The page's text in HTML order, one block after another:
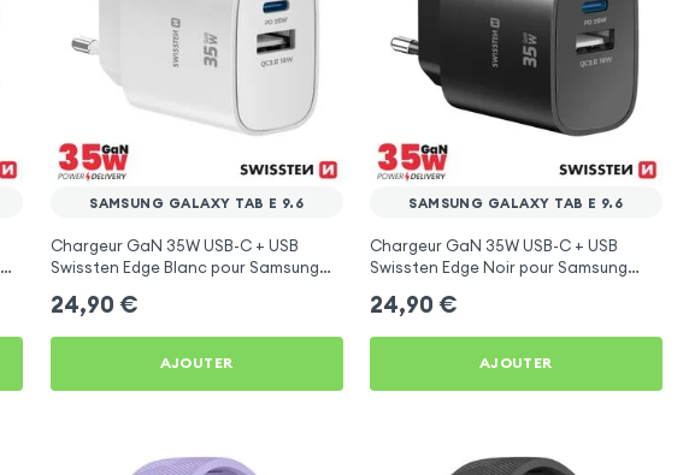
SAMSUNG GALAXY TAB E 9.6
Chargeur GaN 35W USB-C + USB
Swissten Edge Blanc pour Samsung
24,90 €
AJOUTER
SAMSUNG GALAXY TAB E 9.6
Chargeur GaN 35W USB-C + USB
Swissten Edge Noir pour Samsung
24,90 €
AJOUTER